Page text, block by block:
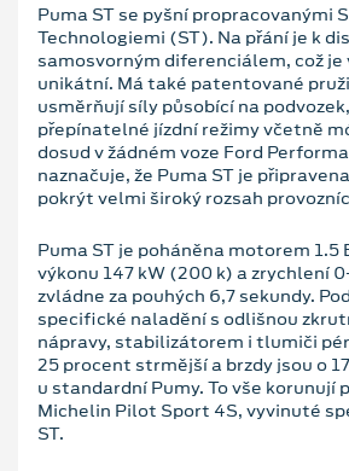
Puma ST se pyšní propracovanými
Technologiemi (ST). Na přání je k
samosvorným diferenciálem, což je
unikátní. Má také patentované
usměrňují síly působící na
přepínatelné jízdní režimy včetně
dosud v žádném voze Ford
naznačuje, že Puma ST je
pokrýt velmi široký rozsah
Puma ST je poháněna motorem 1.5
výkonu 147 kW (200 k) a zrychlení
zvládne za pouhých 6,7 sekundy.
specifické naladění s odlišnou
nápravy, stabilizátorem i tlumiči
25 procent strmější a brzdy jsou o
u standardní Pumy. To vše korunují
Michelin Pilot Sport 4S, vyvinuté
ST.